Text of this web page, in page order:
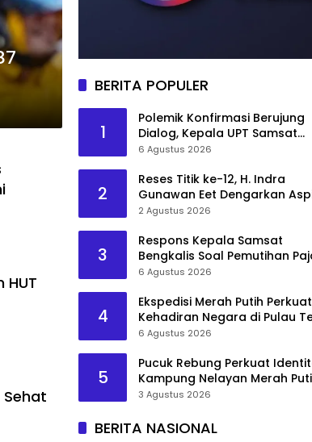
HUT
Sehat
BERITA POPULER
1
Polemik Konfirmasi Berujung
Dialog, Kepala UPT Samsat
Bengkalis Minta Maaf
6 Agustus 2026
2
Reses Titik ke-12, H. Indra
Gunawan Eet Dengarkan
Senggoro
2 Agustus 2026
3
Respons Kepala Samsat
Bengkalis Soal Pemutihan
Disorot
6 Agustus 2026
4
Ekspedisi Merah Putih Perkuat
Kehadiran Negara di Pulau
Rupat
6 Agustus 2026
5
Pucuk Rebung Perkuat
Kampung Nelayan Merah
Pambang Pesisir
3 Agustus 2026
BERITA NASIONAL